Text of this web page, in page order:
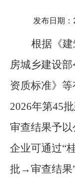
发布日期
根据《
房城乡建设部
资质标准》
2026年第45
审查结果予以
企业可通过“
批 →审查结果